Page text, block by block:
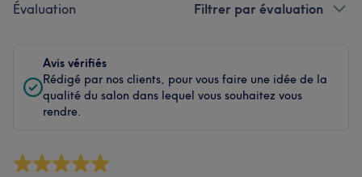
Évaluation Filtrer par évaluation
Avis vérifiés
Rédigé par nos clients, pour vous faire une idée de la
qualité du salon dans lequel vous souhaitez vous
rendre.